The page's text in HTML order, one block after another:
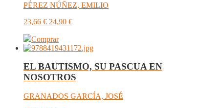
PÉREZ NÚÑEZ, EMILIO
23,66 € 24,90 €
Comprar
EL BAUTISMO, SU PASCUA EN
NOSOTROS
GRANADOS GARCÍA, JOSÉ